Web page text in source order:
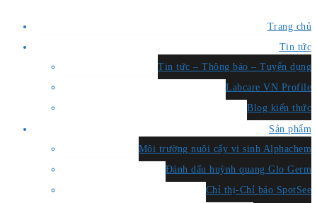
Trang chủ
Tin tức
Tin tức – Thông báo – Tuyển dụng
Labcare VN Profile
Blog kiến thức
Sản phẩm
Môi trường nuôi cấy vi sinh Alphachem
Đánh dấu huỳnh quang Glo Germ
Chỉ thị-Chỉ báo SpotSee